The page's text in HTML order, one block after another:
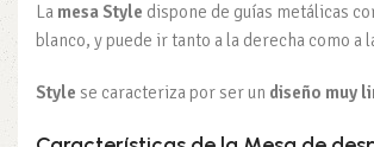
La mesa Style dispone de guías metálicas
blanco, y puede ir tanto a la derecha como a
Style se caracteriza por ser un diseño muy